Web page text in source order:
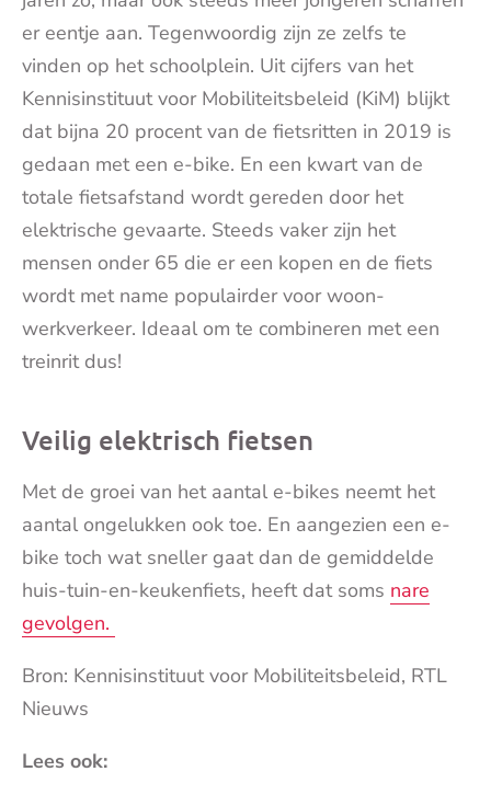
er eentje aan. Tegenwoordig zijn ze zelfs te
vinden op het schoolplein. Uit cijfers van het
Kennisinstituut voor Mobiliteitsbeleid (KiM) blijkt
dat bijna 20 procent van de fietsritten in 2019 is
gedaan met een e-bike. En een kwart van de
totale fietsafstand wordt gereden door het
elektrische gevaarte. Steeds vaker zijn het
mensen onder 65 die er een kopen en de fiets
wordt met name populairder voor woon-
werkverkeer. Ideaal om te combineren met een
treinrit dus!
Veilig elektrisch fietsen
Met de groei van het aantal e-bikes neemt het
aantal ongelukken ook toe. En aangezien een e-
bike toch wat sneller gaat dan de gemiddelde
huis-tuin-en-keukenfiets, heeft dat soms nare
gevolgen.
Bron: Kennisinstituut voor Mobiliteitsbeleid, RTL
Nieuws
Lees ook: